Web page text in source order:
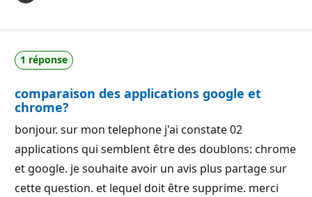
1 réponse
comparaison des applications google et
chrome?
bonjour. sur mon telephone j'ai constate 02
applications qui semblent être des doublons: chrome
et google. je souhaite avoir un avis plus partage sur
cette question. et lequel doit être supprime. merci